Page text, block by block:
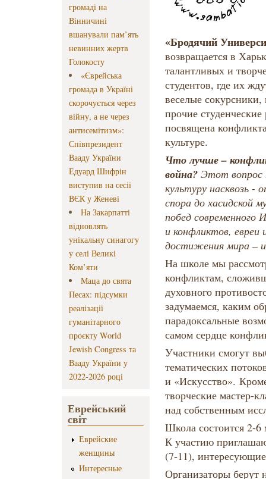
громаді на
Вінничині
вшанували пам’ять
невинних жертв
Голокосту
«Єврейська
громада в Україні
скорочується через
війну, а не через
антисемітизм»:
Співпрезидент
Вааду України
Едуард Шифрін
виступив на сесії
ВЄК у Женеві
На Закарпатті
відновлять
унікальну синагогу
у селі Великі
Ком’яти
Маца до свята
Песах: підсумки
реалізації
гуманітарного
проєкту World
Jewish Congress та
Вааду України у
2022-2026 році
Еврейський
світ
Еврейские
женщины
Интересные
«Бродячий
возвращается в
талантливых и
студентов, где их
веселые
прочие
посвящена
культуре.
Что лучше –
война?Этот вопрос
культуру насквозь -
спора до хасидской
побед современного
и конфликтов, евреи
достижения мира –
На школе мы
конфликтам,
духовного
задумаемся, каким
парадоксальные
самом сердце
Участники смогут
тематических
и «Искусство».
творческие мастер-
над собственным
Школа состоится 2-
К участию
(7-11),
Организаторы берут